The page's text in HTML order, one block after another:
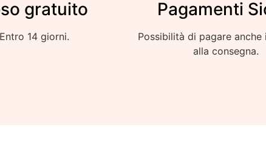
gratuito
Entro 14 giorni.
Pagamenti
Possibilità di pagare anche
alla consegna.